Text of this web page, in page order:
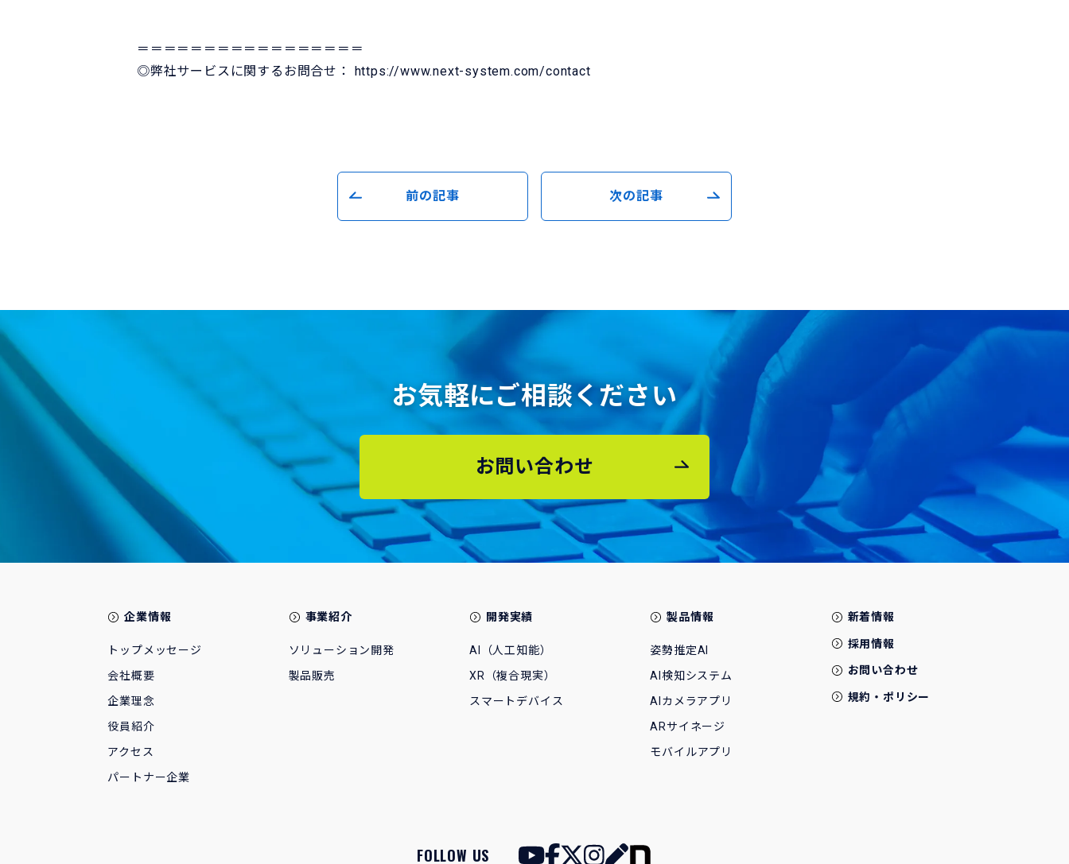
＝＝＝＝＝＝＝＝＝＝＝＝＝＝＝＝＝
◎弊社サービスに関するお問合せ： https://www.next-system.com/contact
前の記事 次の記事
お気軽にご相談ください
お問い合わせ
企業情報
トップメッセージ
会社概要
企業理念
役員紹介
アクセス
パートナー企業
事業紹介
ソリューション開発
製品販売
開発実績
AI（人工知能）
XR（複合現実）
スマートデバイス
製品情報
姿勢推定AI
AI検知システム
AIカメラアプリ
ARサイネージ
モバイルアプリ
新着情報
採用情報
お問い合わせ
規約・ポリシー
FOLLOW US